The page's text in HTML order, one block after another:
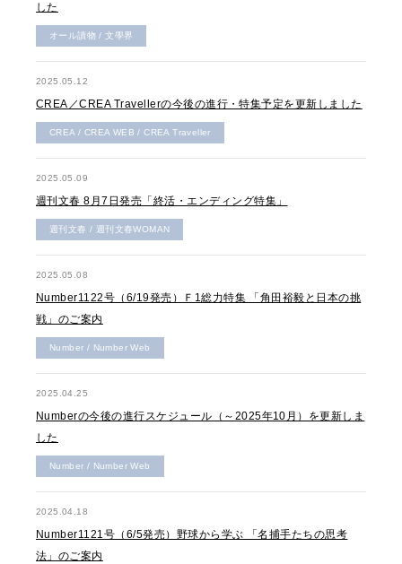
した
オール讀物 / 文學界
2025.05.12
CREA／CREA Travellerの今後の進行・特集予定を更新しました
CREA / CREA WEB / CREA Traveller
2025.05.09
週刊文春 8月7日発売「終活・エンディング特集」
週刊文春 / 週刊文春WOMAN
2025.05.08
Number1122号（6/19発売）Ｆ1総力特集 「角田裕毅と日本の挑
戦」のご案内
Number / Number Web
2025.04.25
Numberの今後の進行スケジュール（～2025年10月）を更新しま
した
Number / Number Web
2025.04.18
Number1121号（6/5発売）野球から学ぶ 「名捕手たちの思考
法」のご案内